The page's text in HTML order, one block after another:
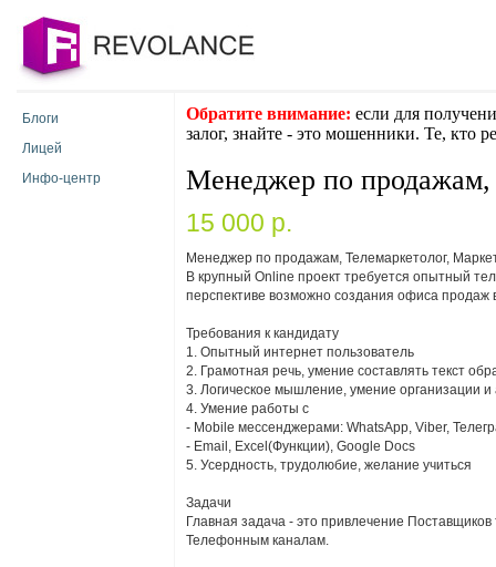
Блоги
Лицей
Инфо-центр
Обратите внимание: если для
залог, знайте - это мошенники. Те, кто
Менеджер по продажам,
15 000 p.
Менеджер по продажам, Телемаркетолог,
В крупный Online проект требуется опытный
перспективе возможно создания офиса продаж
Требования к кандидату
1. Опытный интернет пользователь
2. Грамотная речь, умение составлять текст
3. Логическое мышление, умение организации
4. Умение работы с
- Mobile мессенджерами: WhatsApp, Viber,
- Email, Excel(Функции), Google Docs
5. Усердность, трудолюбие, желание учиться
Задачи
Главная задача - это привлечение
Телефонным каналам.